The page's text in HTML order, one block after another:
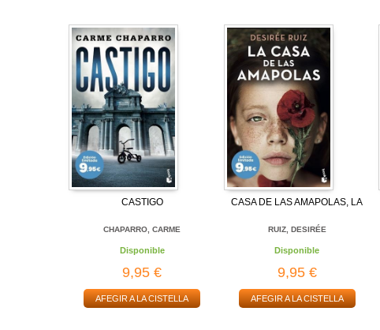
CASTIGO
CHAPARRO, CARME
Disponible
9,95 €
AFEGIR A LA CISTELLA
CASA DE LAS AMAPOLAS, LA
RUIZ, DESIRÉE
Disponible
9,95 €
AFEGIR A LA CISTELLA